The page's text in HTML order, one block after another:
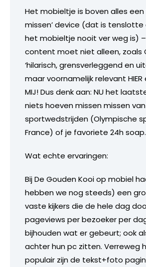
Het mobieltje is boven alles een
missen’ device (dat is
het mobieltje nooit ver weg is)
content moet niet alleen, zoals
‘hilarisch, grensverleggend en
maar voornamelijk relevant HIER
MIJ! Dus denk aan: NU het
niets hoeven missen missen
sportwedstrijden (Olympische
France) of je favoriete 24h soap.
Wat echte ervaringen:
Bij De Gouden Kooi op mobiel
hebben we nog steeds) een
vaste kijkers die de hele dag
pageviews per bezoeker per
bijhouden wat er gebeurt; ook
achter hun pc zitten. Verreweg
populair zijn de tekst+foto